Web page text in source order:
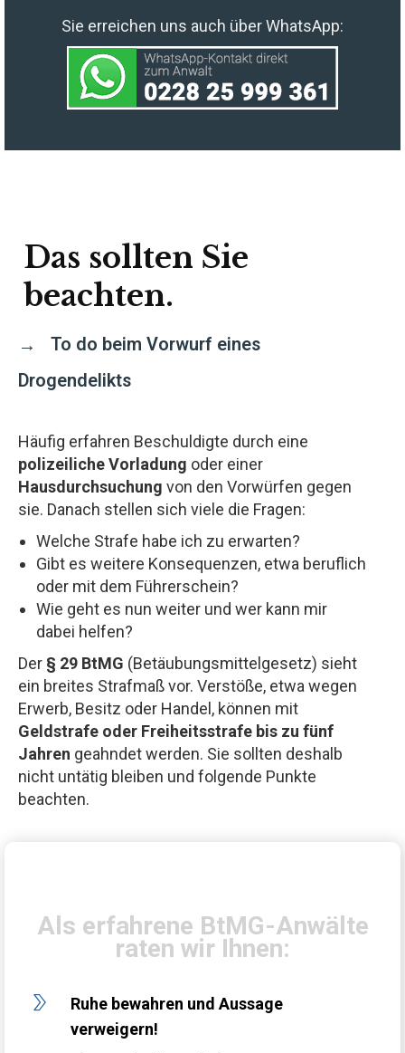
Sie erreichen uns auch über WhatsApp:
Das sollten Sie
beachten.
To do beim Vorwurf eines
Drogendelikts
Häufig erfahren Beschuldigte durch eine
polizeiliche Vorladung oder einer
Hausdurchsuchung von den Vorwürfen gegen
sie. Danach stellen sich viele die Fragen:
Welche Strafe habe ich zu erwarten?
Gibt es weitere Konsequenzen, etwa beruflich
oder mit dem Führerschein?
Wie geht es nun weiter und wer kann mir
dabei helfen?
Der § 29 BtMG (Betäubungsmittelgesetz) sieht
ein breites Strafmaß vor. Verstöße, etwa wegen
Erwerb, Besitz oder Handel, können mit
Geldstrafe oder Freiheitsstrafe bis zu fünf
Jahren geahndet werden. Sie sollten deshalb
nicht untätig bleiben und folgende Punkte
beachten.
Als erfahrene BtMG-Anwälte
raten wir Ihnen:
Ruhe bewahren und Aussage
verweigern!